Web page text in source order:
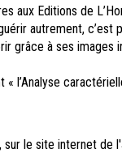
aux Editions de
autrement, c’est
grâce à ses images
l’Analyse
le site internet de